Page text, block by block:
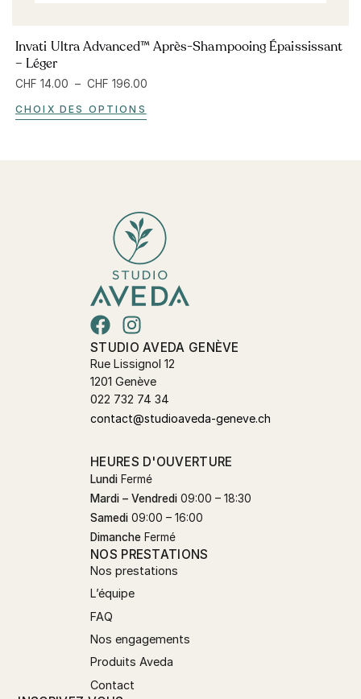
Invati Ultra Advanced™ Après-Shampooing Épaississant
– Léger
CHF 14.00 – CHF 196.00
CHOIX DES OPTIONS
STUDIO AVEDA GENÈVE
Rue Lissignol 12
1201 Genève
022 732 74 34
contact@studioaveda-geneve.ch
HEURES D'OUVERTURE
Lundi Fermé
Mardi – Vendredi 09:00 – 18:30
Samedi 09:00 – 16:00
Dimanche Fermé
NOS PRESTATIONS
Nos prestations
L’équipe
FAQ
Nos engagements
Produits Aveda
Contact